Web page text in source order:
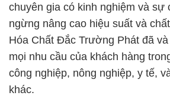
chuyên gia có kinh nghiệm và sự
ngừng nâng cao hiệu suất và
Hóa Chất Đắc Trường Phát đã
mọi nhu cầu của khách hàng
công nghiệp, nông nghiệp, y tế,
khác.